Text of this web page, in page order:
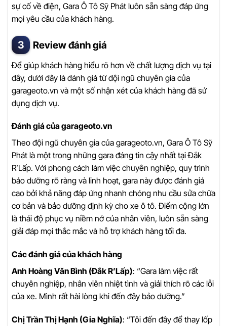
sự cố về điện, Gara Ô Tô Sỹ Phát luôn sẵn sàng đáp ứng
mọi yêu cầu của khách hàng.
Review đánh giá
Để giúp khách hàng hiểu rõ hơn về chất lượng dịch vụ tại
đây, dưới đây là đánh giá từ đội ngũ chuyên gia của
garageoto.vn và một số nhận xét của khách hàng đã sử
dụng dịch vụ.
Đánh giá của garageoto.vn
Theo đội ngũ chuyên gia của garageoto.vn, Gara Ô Tô Sỹ
Phát là một trong những gara đáng tin cậy nhất tại Đắk
R’Lấp. Với phong cách làm việc chuyên nghiệp, quy trình
bảo dưỡng rõ ràng và linh hoạt, gara này được đánh giá
cao bởi khả năng đáp ứng nhanh chóng nhu cầu sửa chữa
cơ bản và bảo dưỡng định kỳ cho xe ô tô. Điểm cộng lớn
là thái độ phục vụ niềm nở của nhân viên, luôn sẵn sàng
giải đáp mọi thắc mắc và hỗ trợ khách hàng tối đa.
Các đánh giá của khách hàng
Anh Hoàng Văn Bình (Đắk R’Lấp): “Gara làm việc rất
chuyên nghiệp, nhân viên nhiệt tình và giải thích rõ các lỗi
của xe. Mình rất hài lòng khi đến đây bảo dưỡng.”
Chị Trần Thị Hạnh (Gia Nghĩa): “Tôi đến đây để thay lốp